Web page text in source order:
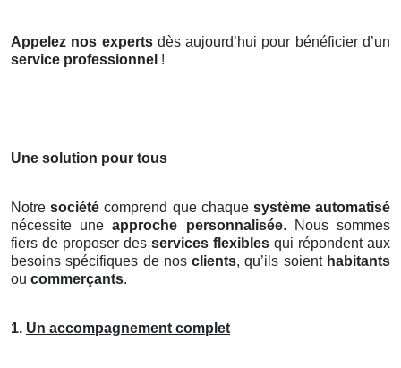
Appelez nos expertsdès aujourd’hui pour bénéficier d’un
service professionnel !
Une solution pour tous
Notresociété comprend que chaque système automatisé
nécessite uneapproche personnalisée. Nous sommes
fiers de proposer des services flexibles qui répondent aux
besoins spécifiques de nosclients, qu’ils soient habitants
ou commerçants.
1. Un accompagnement complet